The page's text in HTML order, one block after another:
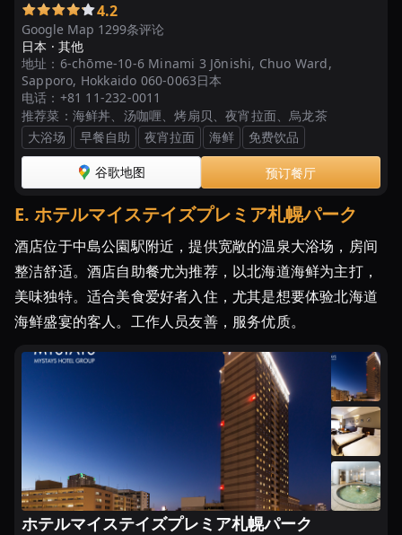
ル」
ヒ
ッ
ト
す
る
宿
【北
海
道】
ビ
ュ
ッ
フ
ェ
＆
バ
イ
キ
ン
Google Map 1299条评论
4.2
日本 · 其他
地址： 6-chōme-10-6 Minami 3 Jōnishi, Chuo Ward,
Sapporo, Hokkaido 060-0063日本
电话： +81 11-232-0011
推荐菜： 海鲜丼、汤咖喱、烤扇贝、夜宵拉面、烏龙茶
大浴场
早餐自助 夜宵拉面 海鲜 免费饮品
谷歌地图 预订餐厅
E. ホテルマイステイズプレミア札幌パーク
酒店位于中島公園駅附近，提供宽敞的温泉大浴场，房间
整洁舒适。酒店自助餐尤为推荐，以北海道海鲜为主打，
美味独特。适合美食爱好者入住，尤其是想要体验北海道
海鲜盛宴的客人。工作人员友善，服务优质。
ホテルマイステイズプレミア札幌パーク